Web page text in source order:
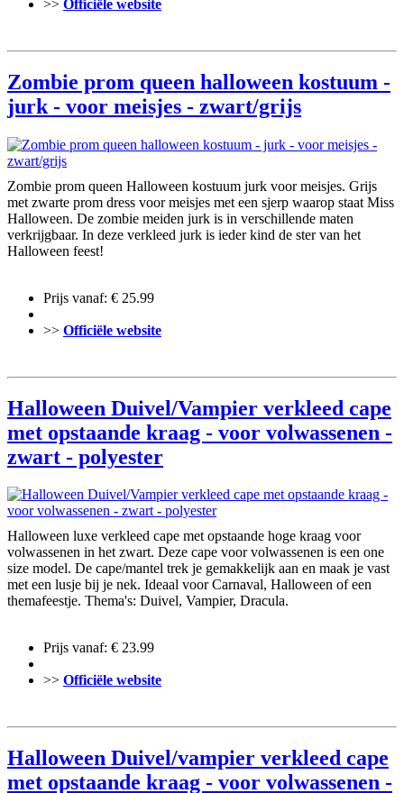
>> Officiële website
Zombie prom queen halloween kostuum -
jurk - voor meisjes - zwart/grijs
Zombie prom queen Halloween kostuum jurk voor meisjes. Grijs
met zwarte prom dress voor meisjes met een sjerp waarop staat Miss
Halloween. De zombie meiden jurk is in verschillende maten
verkrijgbaar. In deze verkleed jurk is ieder kind de ster van het
Halloween feest!
Prijs vanaf: € 25.99
>> Officiële website
Halloween Duivel/Vampier verkleed cape
met opstaande kraag - voor volwassenen -
zwart - polyester
Halloween luxe verkleed cape met opstaande hoge kraag voor
volwassenen in het zwart. Deze cape voor volwassenen is een one
size model. De cape/mantel trek je gemakkelijk aan en maak je vast
met een lusje bij je nek. Ideaal voor Carnaval, Halloween of een
themafeestje. Thema's: Duivel, Vampier, Dracula.
Prijs vanaf: € 23.99
>> Officiële website
Halloween Duivel/vampier verkleed cape
met opstaande kraag - voor volwassenen -